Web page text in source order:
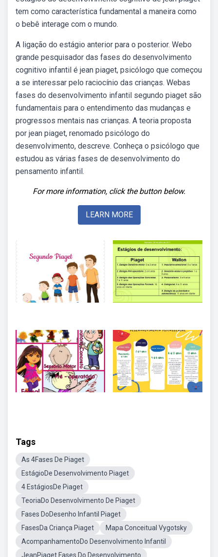
tem como característica fundamental a maneira como
o bebê interage com o mundo.
A ligação do estágio anterior para o posterior. Webo
grande pesquisador das fases do desenvolvimento
cognitivo infantil é jean piaget, psicólogo que começou
a se interessar pelo raciocínio das crianças. Webas
fases do desenvolvimento infantil segundo piaget são
fundamentais para o entendimento das mudanças e
progressos mentais nas crianças. A teoria proposta
por jean piaget, renomado psicólogo do
desenvolvimento, descreve. Conheça o psicólogo que
estudou as várias fases de desenvolvimento do
pensamento infantil.
For more information, click the button below.
LEARN MORE
Tags
As 4Fases De Piaget
EstágioDe Desenvolvimento Piaget
4 EstágiosDe Piaget
TeoriaDo Desenvolvimento De Piaget
Fases DoDesenho Infantil Piaget
FasesDa Criança Piaget
Mapa Conceitual Vygotsky
AcompanhamentoDo Desenvolvimento Infantil
JeanPiaget Fases Do Desenvolvimento